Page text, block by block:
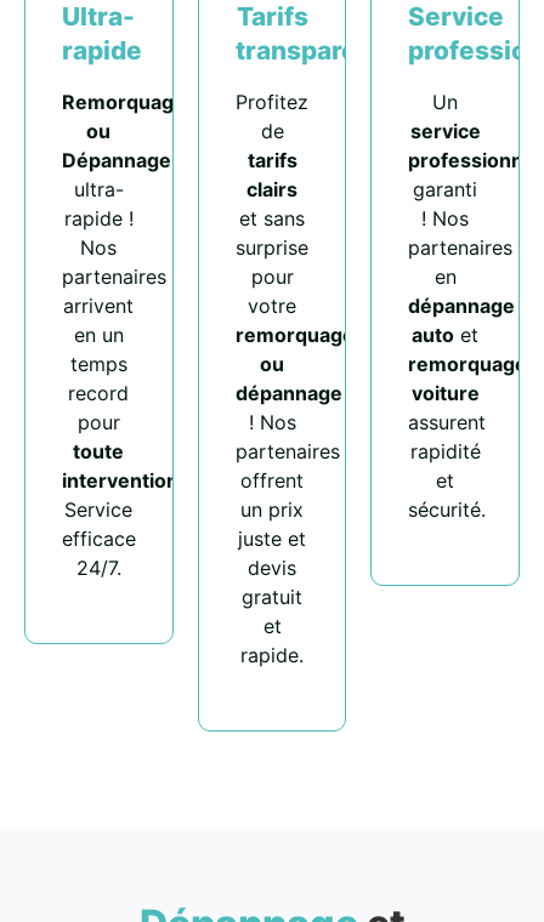
Ultra-
rapide
Remorquage
ou
Dépannage
ultra-
rapide !
Nos
partenaires
arrivent
en un
temps
record
pour
toute
intervention
Service
efficace
24/7.
Tarifs
transparents
Profitez
de
tarifs
clairs
et sans
surprise
pour
votre
remorquage
ou
dépannage
! Nos
partenaires
offrent
un prix
juste et
devis
gratuit
et
rapide.
Service
Un
service
professionnel
garanti
! Nos
partenaires
en
dépannage
auto et
remorquage
voiture
assurent
rapidité
et
sécurité.